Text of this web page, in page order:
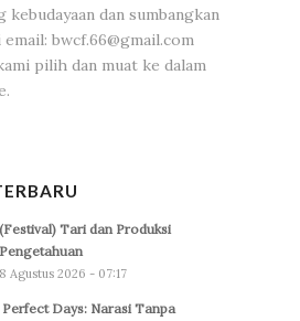
kebudayaan dan sumbangkan
email: bwcf.66@gmail.com
pilih dan muat ke dalam
(Festival) Tari dan Produksi
Pengetahuan
8 Agustus 2026 - 07:17
Perfect Days: Narasi Tanpa